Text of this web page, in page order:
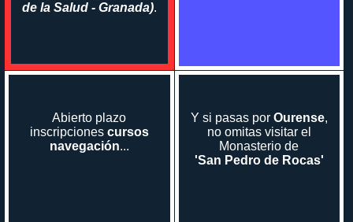
de la Salud - Granada).
Abierto plazo
inscripciones cursos
navegación...
Y si pasas por Ourense,
no omitas visitar el
Monasterio de
'San Pedro de Rocas'